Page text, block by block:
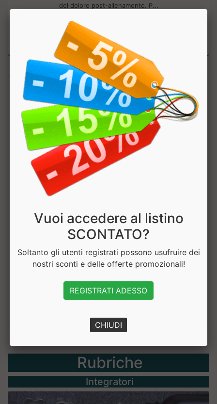
del dolore post-allenamento. P...
a partire da € 15.99
sconto 20.01%
1
Hai bisogno di aiuto? Chatta con noi
Rubriche
Integratori
Vuoi accedere al listino
SCONTATO?
Soltanto gli utenti registrati possono usufruire dei
nostri sconti e delle offerte promozionali!
REGISTRATI ADESSO
CHIUDI